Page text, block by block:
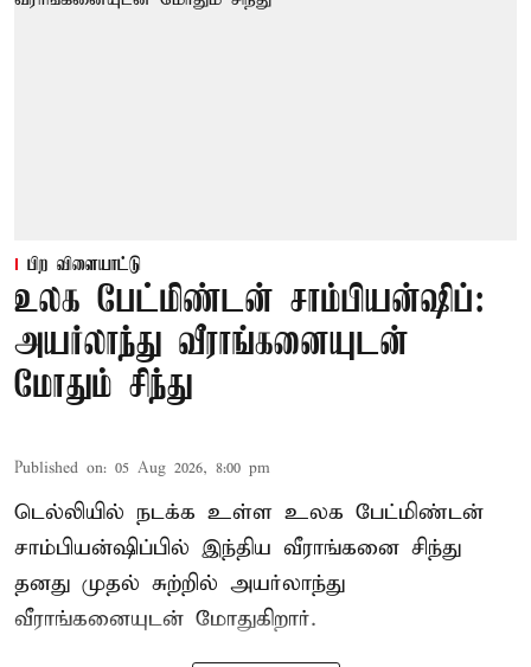
பிற விளையாட்டு
உலக பேட்மிண்டன் சாம்பியன்ஷிப்:
அயர்லாந்து வீராங்கனையுடன்
மோதும் சிந்து
Published on: 05 Aug 2026, 8:00 pm
டெல்லியில் நடக்க உள்ள உலக பேட்மிண்டன்
சாம்பியன்ஷிப்பில் இந்திய வீராங்கனை சிந்து
தனது முதல் சுற்றில் அயர்லாந்து
வீராங்கனையுடன் மோதுகிறார்.